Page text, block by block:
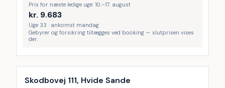
Pris for næste ledige uge: 10.–17. august
kr. 9.683
Uge 33 · ankomst mandag
Gebyrer og forsikring tillægges ved booking — slutprisen vises
der.
Inkl. rengøring
Skodbovej 111, Hvide Sande